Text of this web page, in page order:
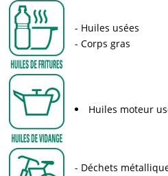
Huiles usées
Corps gras
Huiles moteur
Déchets